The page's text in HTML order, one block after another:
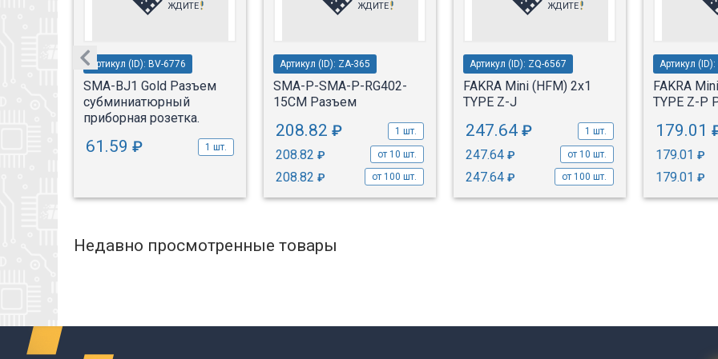
Артикул (ID): BV-6776
SMA-BJ1 Gold Разъем
субминиатюрный
приборная розетка.
61.59 ₽ 1 шт.
Артикул (ID): ZA-365
SMA-P-SMA-P-RG402-
15CM Разъем
208.82 ₽ 1 шт.
208.82 ₽ от 10 шт.
208.82 ₽ от 100 шт.
Артикул (ID): ZQ-6567
FAKRA Mini (HFM) 2x1
TYPE Z-J
247.64 ₽ 1 шт.
247.64 ₽ от 10 шт.
247.64 ₽ от 100 шт.
Артикул
FAKRA
TYPE Z-P
179.01
179.01 ₽
179.01 ₽
Недавно просмотренные товары